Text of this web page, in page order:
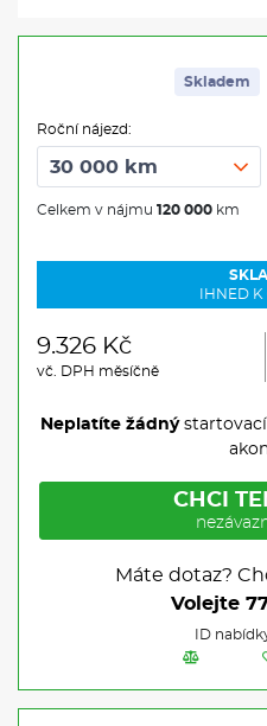
Skladem
Roční nájezd:
Celkem v nájmu 120 000 km
IHNED
9.326 Kč
vč. DPH měsíčně
Neplatíte žádnýstartovací
CHCI
Máte dotaz?
Volejte
ID